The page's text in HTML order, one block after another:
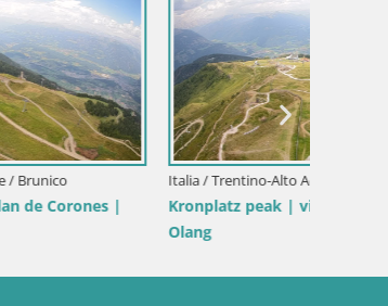
Italia / Trentino-Alto Adige / Brunico
Kronplatz peak | view to Valdaora –